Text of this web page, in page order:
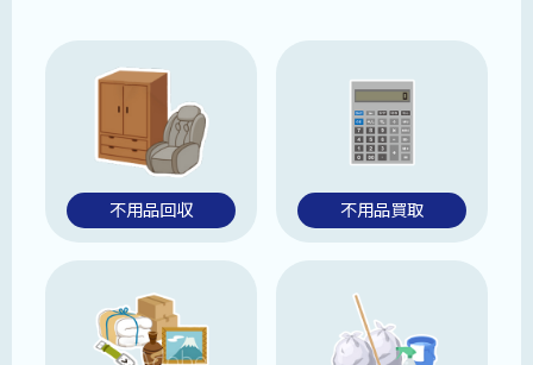
不用品回収 不用品買取